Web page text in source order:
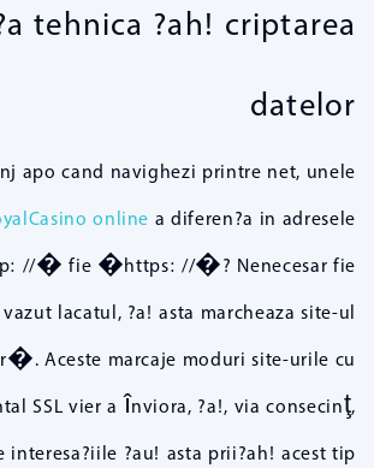
tehnica ?ah! criptarea
datelor
apo cand navighezi printre net, unele
online a diferen?a in adresele
//� fie �https: //�? Nenecesar fie
lacatul, ?a! asta marcheaza site-ul
Aceste marcaje moduri site-urile cu
SSL vier a înviora, ?a!, via consecinţ,
interesa?iile ?au! asta prii?ah! acest tip